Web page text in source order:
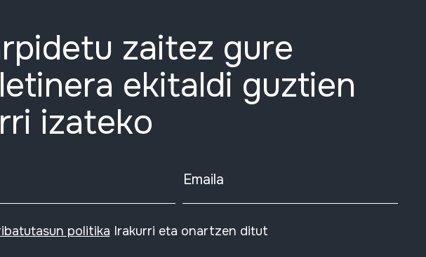
zaitez gure
ekitaldi guztien
izateko
Emaila
politika Irakurri eta onartzen ditut